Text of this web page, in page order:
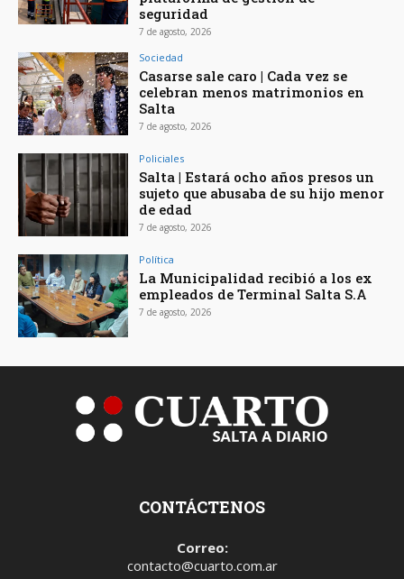
seguridad
7 de agosto, 2026
Sociedad
Casarse sale caro | Cada vez se
celebran menos matrimonios en
Salta
7 de agosto, 2026
Policiales
Salta | Estará ocho años presos un
sujeto que abusaba de su hijo menor
de edad
7 de agosto, 2026
Política
La Municipalidad recibió a los ex
empleados de Terminal Salta S.A
7 de agosto, 2026
CONTÁCTENOS
Correo:
contacto@cuarto.com.ar